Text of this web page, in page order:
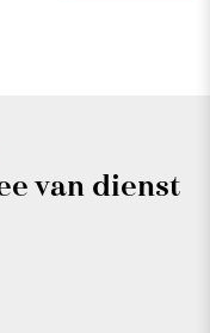
van dienst